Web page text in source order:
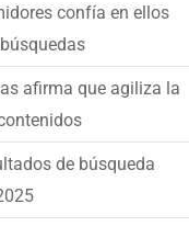
confía en ellos
afirma que agiliza la
de búsqueda